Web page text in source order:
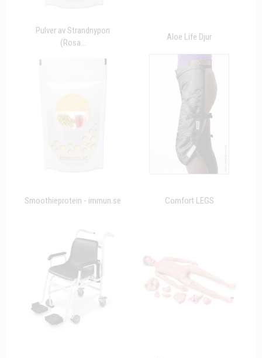
Pulver av Strandnypon
(Rosa...
Aloe Life Djur
Smoothieprotein - immun.se Comfort LEGS